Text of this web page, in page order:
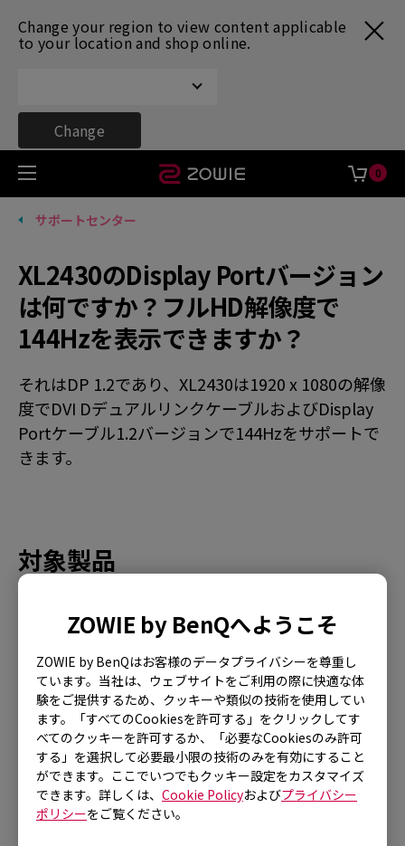
Change your region to view content applicable
to your location and shop online.
Change
ZOWIE by BenQへようこそ
ZOWIE by BenQはお客様のデータプライバシーを尊重し
ています。当社は、ウェブサイトをご利用の際に快適な体
験をご提供するため、クッキーや類似の技術を使用してい
ます。「すべてのCookiesを許可する」をクリックしてす
べてのクッキーを許可するか、「必要なCookiesのみ許可
する」を選択して必要最小限の技術のみを有効にすること
ができます。ここでいつでもクッキー設定をカスタマイズ
できます。詳しくは、 Cookie Policyおよびプライバシー
ポリシーをご覧ください。
0
サポートセンター
XL2430のDisplay Portバージョン
は何ですか？フルHD解像度で
144Hzを表示できますか？
それはDP 1.2であり、XL2430は1920 x 1080の解像
度でDVI DデュアルリンクケーブルおよびDisplay
Portケーブル1.2バージョンで144Hzをサポートで
きます。
対象製品
ご参考になりましたか？
はい いいえ